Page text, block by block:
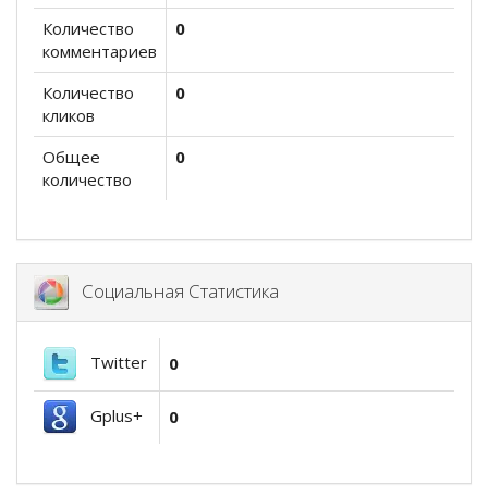
Количество
комментариев
0
Количество
кликов
0
Общее
количество
0
Социальная Статистика
Twitter 0
Gplus+ 0